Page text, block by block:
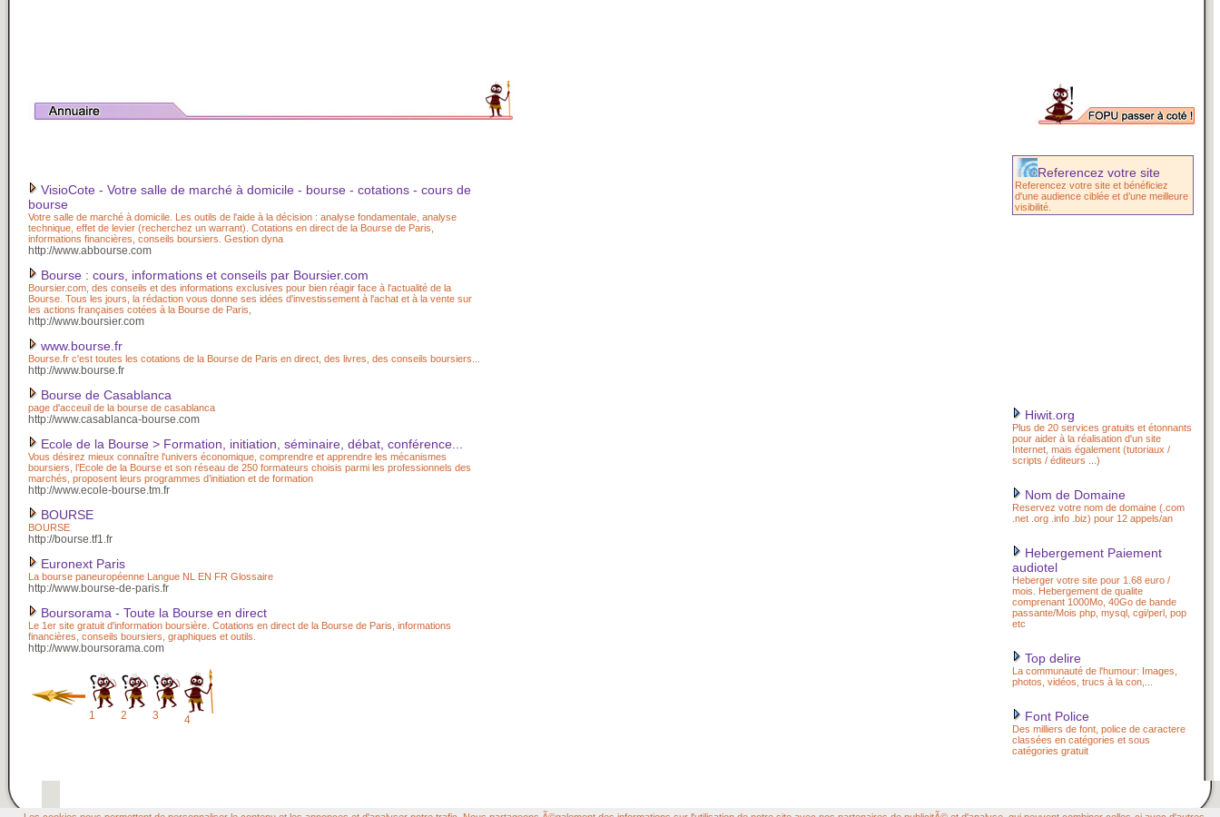
VisioCote - Votre salle de marché à domicile - bourse - cotations - cours de
bourse
Votre salle de marché à domicile. Les outils de l'aide à la décision : analyse fondamentale, analyse
technique, effet de levier (recherchez un warrant). Cotations en direct de la Bourse de Paris,
informations financières, conseils boursiers. Gestion dyna
http://www.abbourse.com
Bourse : cours, informations et conseils par Boursier.com
Boursier.com, des conseils et des informations exclusives pour bien réagir face à l'actualité de la
Bourse. Tous les jours, la rédaction vous donne ses idées d'investissement à l'achat et à la vente sur
les actions françaises cotées à la Bourse de Paris,
http://www.boursier.com
www.bourse.fr
Bourse.fr c'est toutes les cotations de la Bourse de Paris en direct, des livres, des conseils boursiers...
http://www.bourse.fr
Bourse de Casablanca
page d'acceuil de la bourse de casablanca
http://www.casablanca-bourse.com
Ecole de la Bourse > Formation, initiation, séminaire, débat, conférence...
Vous désirez mieux connaître l'univers économique, comprendre et apprendre les mécanismes
boursiers, l’Ecole de la Bourse et son réseau de 250 formateurs choisis parmi les professionnels des
marchés, proposent leurs programmes d’initiation et de formation
http://www.ecole-bourse.tm.fr
BOURSE
BOURSE
http://bourse.tf1.fr
Euronext Paris
La bourse paneuropéenne Langue NL EN FR Glossaire
http://www.bourse-de-paris.fr
Boursorama - Toute la Bourse en direct
Le 1er site gratuit d'information boursière. Cotations en direct de la Bourse de Paris, informations
financières, conseils boursiers, graphiques et outils.
http://www.boursorama.com
1 2 3 4
Referencez votre site
Referencez votre site et bénéficiez
d'une audience ciblée et d’une meilleure
visibilité.
Hiwit.org
Plus de 20 services gratuits et étonnants
pour aider à la réalisation d'un site
Internet, mais également (tutoriaux /
scripts / éditeurs ...)
Nom de Domaine
Reservez votre nom de domaine (.com
.net .org .info .biz) pour 12 appels/an
Hebergement Paiement
audiotel
Heberger votre site pour 1.68 euro /
mois. Hebergement de qualite
comprenant 1000Mo, 40Go de bande
passante/Mois php, mysql, cgi/perl, pop
etc
Top delire
La communauté de l'humour: Images,
photos, vidéos, trucs à la con,...
Font Police
Des milliers de font, police de caractere
classées en catégories et sous
catégories gratuit